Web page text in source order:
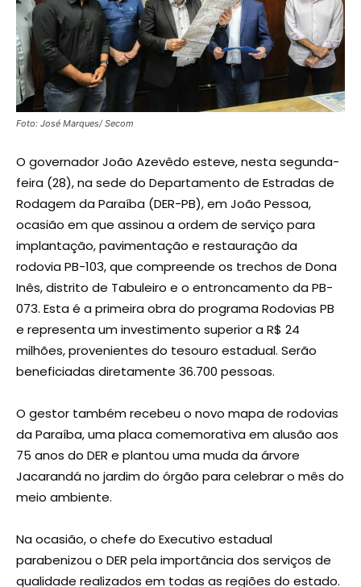
Foto: José Marques/ Secom
O governador João Azevêdo esteve, nesta segunda-
feira (28), na sede do Departamento de Estradas de
Rodagem da Paraíba (DER-PB), em João Pessoa,
ocasião em que assinou a ordem de serviço para
implantação, pavimentação e restauração da
rodovia PB-103, que compreende os trechos de Dona
Inês, distrito de Tabuleiro e o entroncamento da PB-
073. Esta é a primeira obra do programa Rodovias PB
e representa um investimento superior a R$ 24
milhões, provenientes do tesouro estadual. Serão
beneficiadas diretamente 36.700 pessoas.
O gestor também recebeu o novo mapa de rodovias
da Paraíba, uma placa comemorativa em alusão aos
75 anos do DER e plantou uma muda da árvore
Jacarandá no jardim do órgão para celebrar o mês do
meio ambiente.
Na ocasião, o chefe do Executivo estadual
parabenizou o DER pela importância dos serviços de
qualidade realizados em todas as regiões do estado.